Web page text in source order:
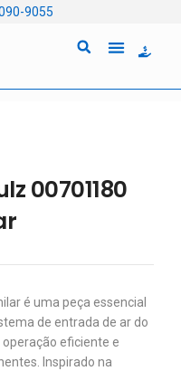
9055
00701180
é uma peça essencial
de entrada de ar do
eficiente e
Inspirado na